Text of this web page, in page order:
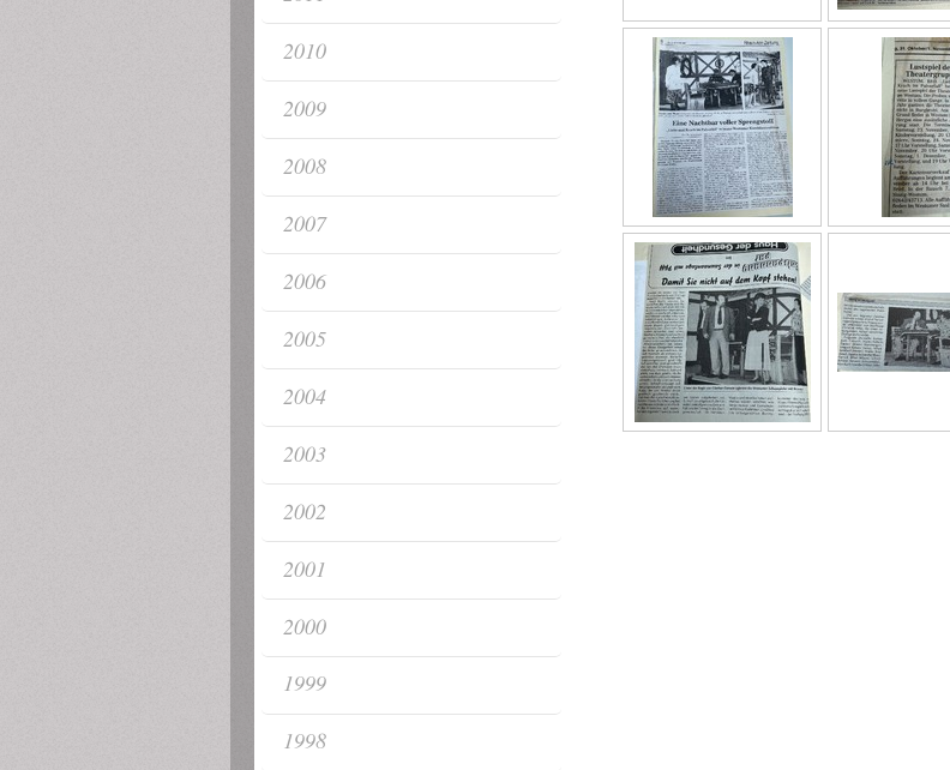
2010
2009
2008
2007
2006
2005
2004
2003
2002
2001
2000
1999
1998